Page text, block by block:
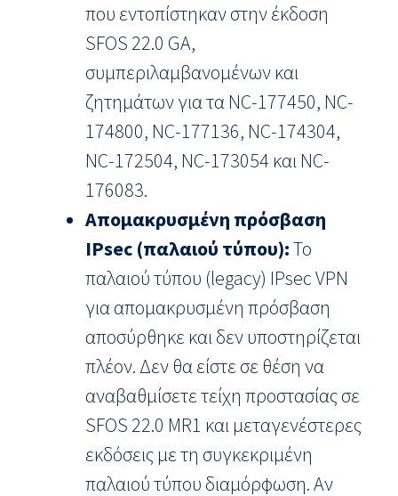
που εντοπίστηκαν στην έκδοση
SFOS 22.0 GA,
συμπεριλαμβανομένων και
ζητημάτων για τα NC-177450, NC-
174800, NC-177136, NC-174304,
NC-172504, NC-173054 και NC-
176083.
Απομακρυσμένη πρόσβαση
IPsec (παλαιού τύπου):Το
παλαιού τύπου (legacy) IPsec VPN
για απομακρυσμένη πρόσβαση
αποσύρθηκε και δεν υποστηρίζεται
πλέον. Δεν θα είστε σε θέση να
αναβαθμίσετε τείχη προστασίας σε
SFOS 22.0 MR1 και μεταγενέστερες
εκδόσεις με τη συγκεκριμένη
παλαιού τύπου διαμόρφωση. Αν